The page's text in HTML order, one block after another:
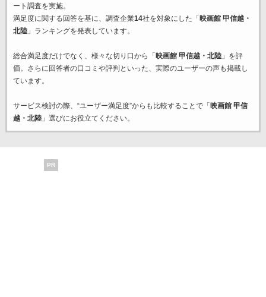
ート調査を実施。
満足度に関する回答を基に、調査企業14社を対象にした「 映画館 甲信越・
北陸」ランキングを発表しています。
総合満足度だけでなく、様々な切り口から「 映画館 甲信越・北陸」を評
価。さらに回答者の口コミや評判といった、実際のユーザーの声も掲載し
ています。
サービス検討の際、“ユーザー満足度”からも比較することで「 映画館 甲信
越・北陸」選びにお役立てください。
PR